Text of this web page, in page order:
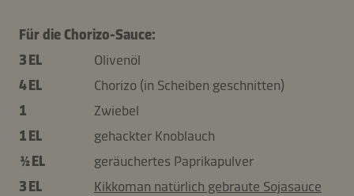
Für die Chorizo-Sauce:
3 EL
Olivenöl
4 EL
Chorizo (in Scheiben geschnitten)
1
Zwiebel
1 EL
gehackter Knoblauch
½ EL
geräuchertes Paprikapulver
3 EL
Kikkoman natürlich gebraute Sojasauce